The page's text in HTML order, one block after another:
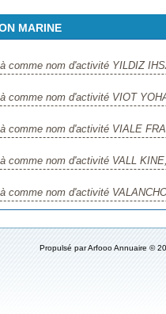
MARINE
comme nom d'activité YILDIZ
comme nom d'activité VIOT
comme nom d'activité VIALE
comme nom d'activité VALL
comme nom d'activité
Propulsé parArfooo Annuaire ©